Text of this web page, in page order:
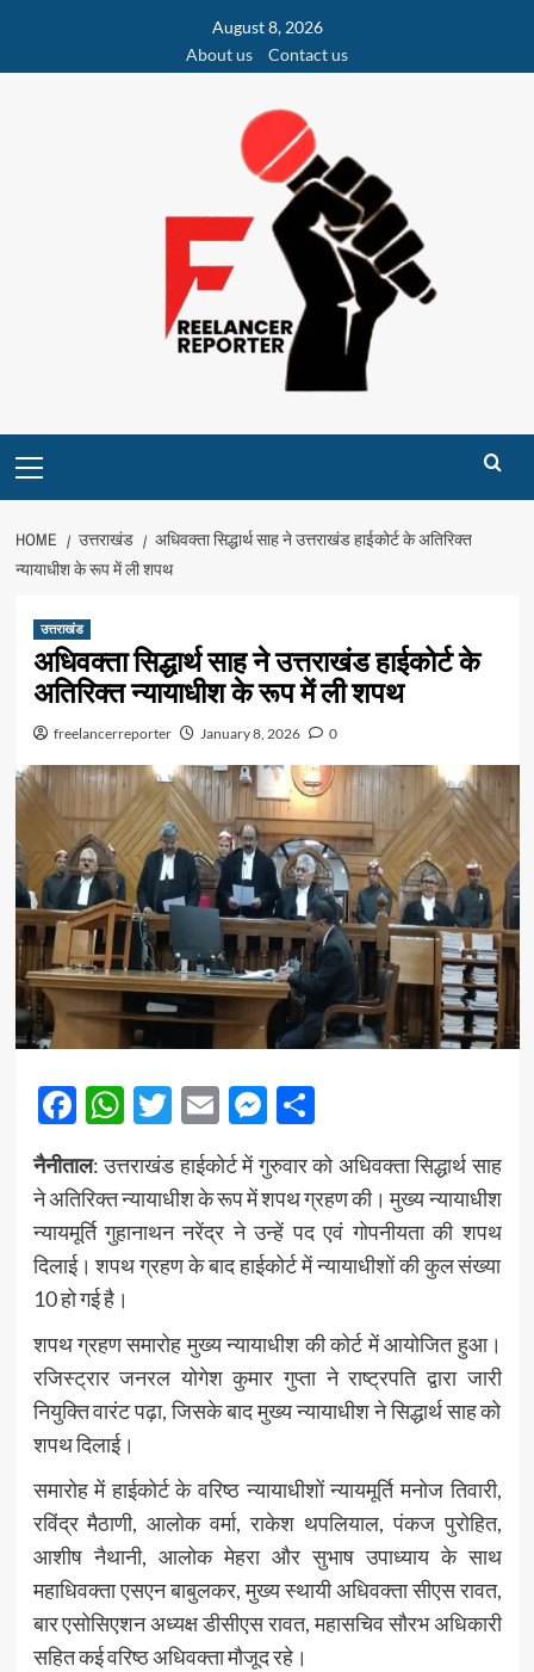
content
August 8, 2026
About us
Contact us
Menu
HOME उत्तराखंड
अधिवक्ता सिद्धार्थ साह ने उत्तराखंड हाईकोर्ट के अतिरिक्त
न्यायाधीश के रूप में ली शपथ
उत्तराखंड
अधिवक्ता सिद्धार्थ साह ने उत्तराखंड हाईकोर्ट के
अतिरिक्त न्यायाधीश के रूप में ली शपथ
freelancerreporter January 8, 2026 0
Facebook
WhatsApp
Twitter
EmailMessenger
Share
नैनीताल: उत्तराखंड हाईकोर्ट में गुरुवार को अधिवक्ता सिद्धार्थ साह
ने अतिरिक्त न्यायाधीश के रूप में शपथ ग्रहण की। मुख्य न्यायाधीश
न्यायमूर्ति गुहानाथन नरेंद्र ने उन्हें पद एवं गोपनीयता की शपथ
दिलाई। शपथ ग्रहण के बाद हाईकोर्ट में न्यायाधीशों की कुल संख्या
10 हो गई है।
शपथ ग्रहण समारोह मुख्य न्यायाधीश की कोर्ट में आयोजित हुआ।
रजिस्ट्रार जनरल योगेश कुमार गुप्ता ने राष्ट्रपति द्वारा जारी
नियुक्ति वारंट पढ़ा, जिसके बाद मुख्य न्यायाधीश ने सिद्धार्थ साह को
शपथ दिलाई।
समारोह में हाईकोर्ट के वरिष्ठ न्यायाधीशों न्यायमूर्ति मनोज तिवारी,
रविंद्र मैठाणी, आलोक वर्मा, राकेश थपलियाल, पंकज पुरोहित,
आशीष नैथानी, आलोक मेहरा और सुभाष उपाध्याय के साथ
महाधिवक्ता एसएन बाबुलकर, मुख्य स्थायी अधिवक्ता सीएस रावत,
बार एसोसिएशन अध्यक्ष डीसीएस रावत, महासचिव सौरभ अधिकारी
सहित कई वरिष्ठ अधिवक्ता मौजूद रहे।